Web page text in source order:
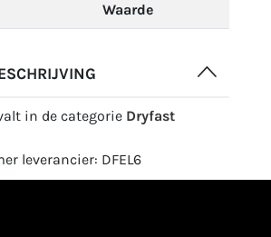
Waarde
in de categorie Dryfast
leverancier: DFEL6